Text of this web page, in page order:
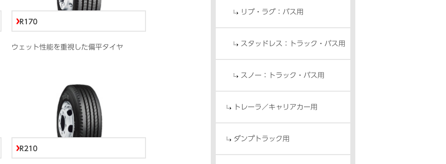
R170
ウェット性能を重視した偏平タイヤ
R210
リブ・ラグ：バス用
スタッドレス：トラック・バス用
スノー：トラック・バス用
トレーラ／キャリアカー用
ダンプトラック用